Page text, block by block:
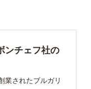
ンチェフ社の
業されたブルガリ